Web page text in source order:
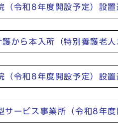
（令和8年度開設予定）設
から本入所（特別養護老
（令和8年度開設予定）設
サービス事業所（令和8年